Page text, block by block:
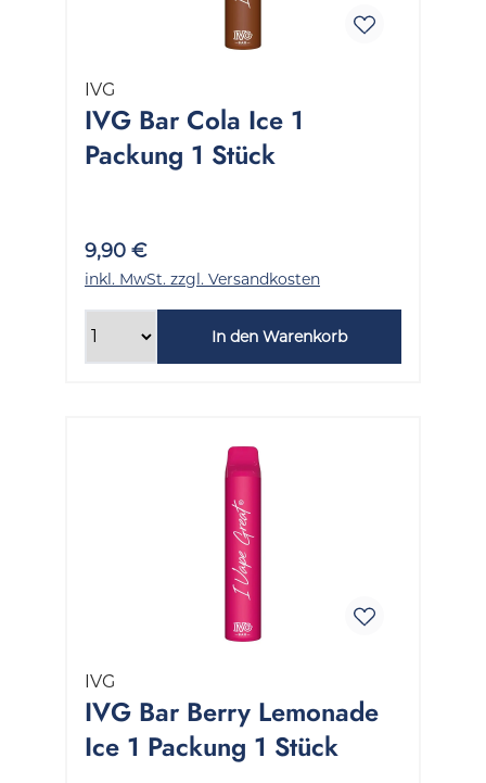
IVG
IVG Bar Cola Ice 1
Packung 1 Stück
9,90 €
inkl. MwSt. zzgl. Versandkosten
In den Warenkorb
IVG
IVG Bar Berry Lemonade
Ice 1 Packung 1 Stück